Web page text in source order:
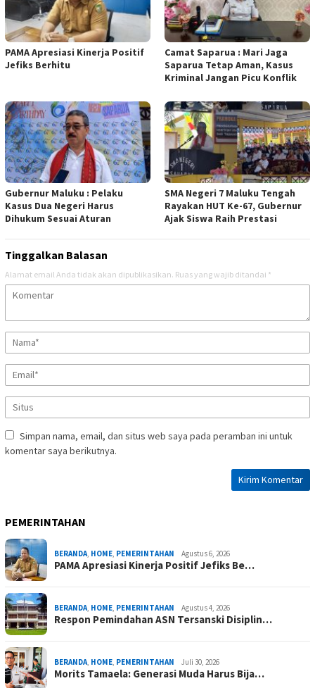
PAMA Apresiasi Kinerja Positif
Jefiks Berhitu
Camat Saparua : Mari Jaga
Saparua Tetap Aman, Kasus
Kriminal Jangan Picu Konflik
Gubernur Maluku : Pelaku
Kasus Dua Negeri Harus
Dihukum Sesuai Aturan
SMA Negeri 7 Maluku Tengah
Rayakan HUT Ke-67, Gubernur
Ajak Siswa Raih Prestasi
Tinggalkan Balasan
Alamat email Anda tidak akan dipublikasikan. Ruas yang wajib ditandai *
Simpan nama, email, dan situs web saya pada peramban ini untuk
komentar saya berikutnya.
PEMERINTAHAN
BERANDA, HOME, PEMERINTAHAN Agustus 6, 2026
PAMA Apresiasi Kinerja Positif Jefiks Be…
BERANDA, HOME, PEMERINTAHAN Agustus 4, 2026
Respon Pemindahan ASN Tersanski Disiplin…
BERANDA, HOME, PEMERINTAHAN Juli 30, 2026
Morits Tamaela: Generasi Muda Harus Bija…